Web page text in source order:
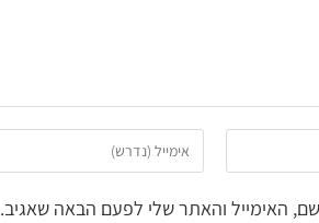
האימייל והאתר שלי לפעם הבאה שאגיב.